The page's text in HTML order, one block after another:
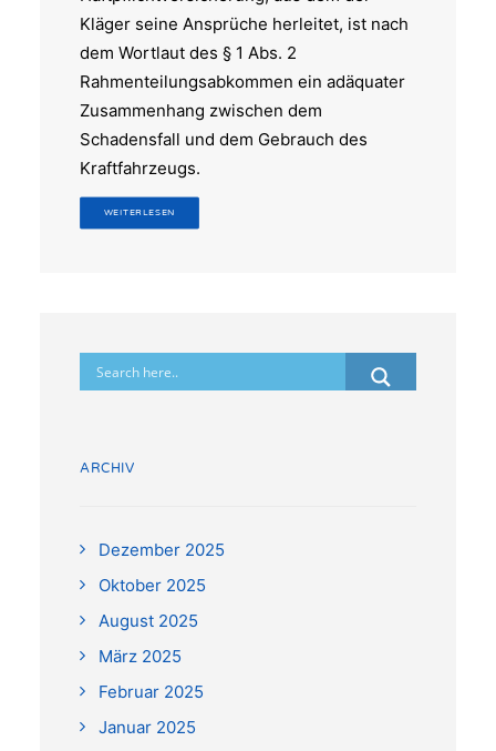
Kläger seine Ansprüche herleitet, ist nach
dem Wortlaut des § 1 Abs. 2
Rahmenteilungsabkommen ein adäquater
Zusammenhang zwischen dem
Schadensfall und dem Gebrauch des
Kraftfahrzeugs.
WEITERLESEN
ARCHIV
Dezember 2025
Oktober 2025
August 2025
März 2025
Februar 2025
Januar 2025